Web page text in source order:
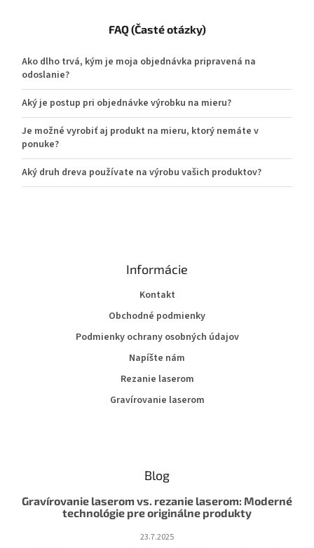
FAQ (Časté otázky)
Ako dlho trvá, kým je moja objednávka pripravená na
odoslanie?
Aký je postup pri objednávke výrobku na mieru?
Je možné vyrobiť aj produkt na mieru, ktorý nemáte v
ponuke?
Aký druh dreva používate na výrobu vašich produktov?
Informácie
Kontakt
Obchodné podmienky
Podmienky ochrany osobných údajov
Napíšte nám
Rezanie laserom
Gravírovanie laserom
Blog
Gravírovanie laserom vs. rezanie laserom: Moderné
technológie pre originálne produkty
23.7.2025